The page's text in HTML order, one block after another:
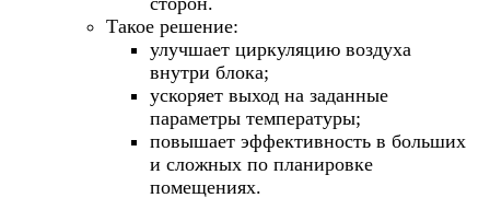
Такое решение:
улучшает циркуляцию воздуха
внутри блока;
ускоряет выход на заданные
параметры температуры;
повышает эффективность в больших
и сложных по планировке
помещениях.